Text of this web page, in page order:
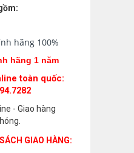
hãng 100%
hãng 1 năm
toàn quốc:
- Giao hàng
GIAO HÀNG: